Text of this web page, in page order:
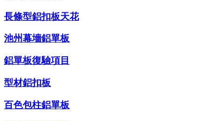
長條型鋁扣板天花
池州幕墻鋁單板
鋁單板復驗項目
型材鋁扣板
百色包柱鋁單板